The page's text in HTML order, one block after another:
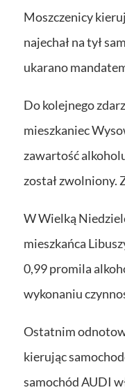
Moszczenicy
najechał na tył
ukarano
Do kolejnego
mieszkaniec
zawartość
został zwolniony.
W Wielką
mieszkańca
0,99 promila
wykonaniu
Ostatnim
kierując
samochód AUDI